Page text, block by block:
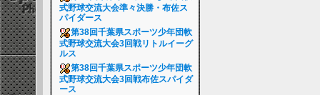
式野球交流大会準々決勝・布佐ス
パイダース
第38回千葉県スポーツ少年団軟
式野球交流大会3回戦リトルイーグ
ルス
第38回千葉県スポーツ少年団軟
式野球交流大会3回戦布佐スパイダ
ース